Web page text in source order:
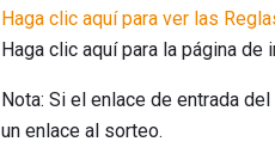
Haga clic aquí para ver las
Haga clic aquí para la página
Nota: Si el enlace de entrada
un enlace al sorteo.